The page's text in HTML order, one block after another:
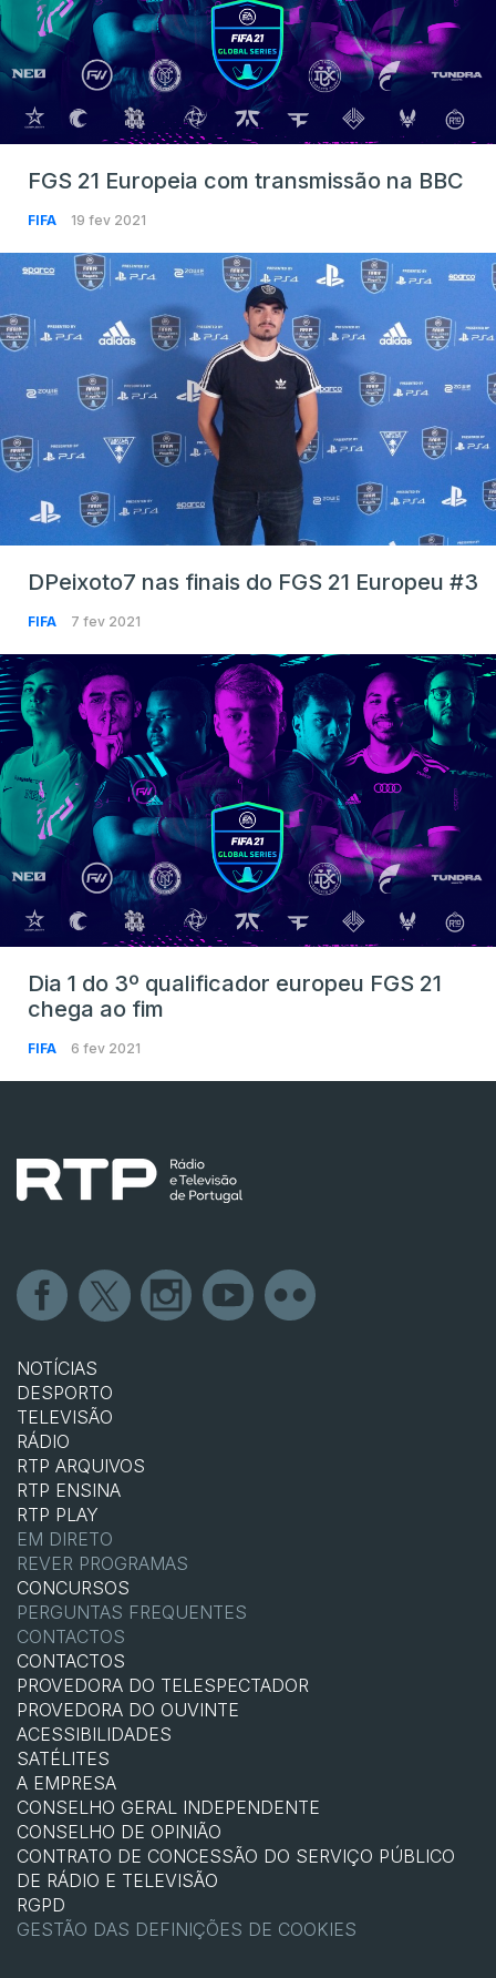
FGS 21 Europeia com transmissão na BBC
FIFA 19 fev 2021
DPeixoto7 nas finais do FGS 21 Europeu #3
FIFA 7 fev 2021
Dia 1 do 3º qualificador europeu FGS 21
chega ao fim
FIFA 6 fev 2021
NOTÍCIAS
DESPORTO
TELEVISÃO
RÁDIO
RTP ARQUIVOS
RTP ENSINA
RTP PLAY
EM DIRETO
REVER PROGRAMAS
CONCURSOS
PERGUNTAS FREQUENTES
CONTACTOS
CONTACTOS
PROVEDORA DO TELESPECTADOR
PROVEDORA DO OUVINTE
ACESSIBILIDADES
SATÉLITES
A EMPRESA
CONSELHO GERAL INDEPENDENTE
CONSELHO DE OPINIÃO
CONTRATO DE CONCESSÃO DO SERVIÇO PÚBLICO
DE RÁDIO E TELEVISÃO
RGPD
GESTÃO DAS DEFINIÇÕES DE COOKIES